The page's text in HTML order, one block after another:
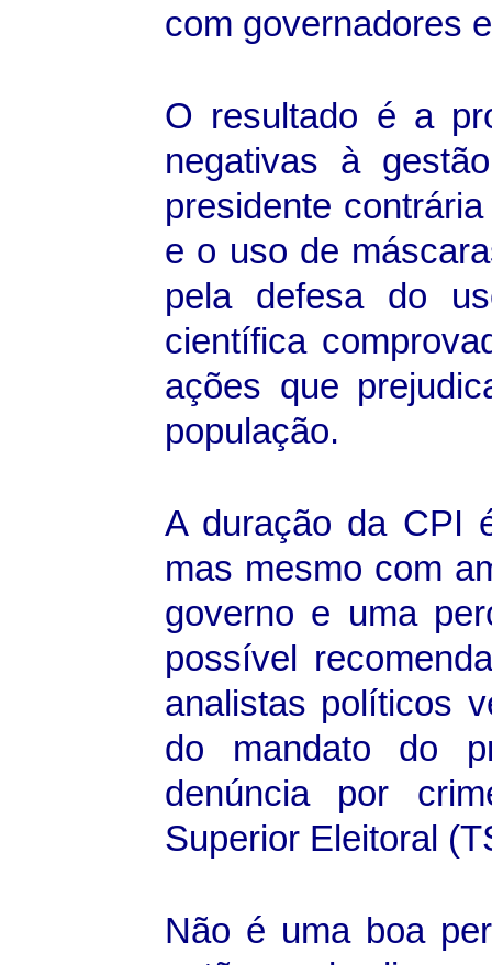
com governadores
O resultado é a
negativas à
presidente
e o uso de
pela defesa do
científica
ações que
população.
A duração da CPI
mas mesmo com
governo e uma
possível
analistas políticos
do mandato do
denúncia por
Superior Eleitoral
Não é uma boa